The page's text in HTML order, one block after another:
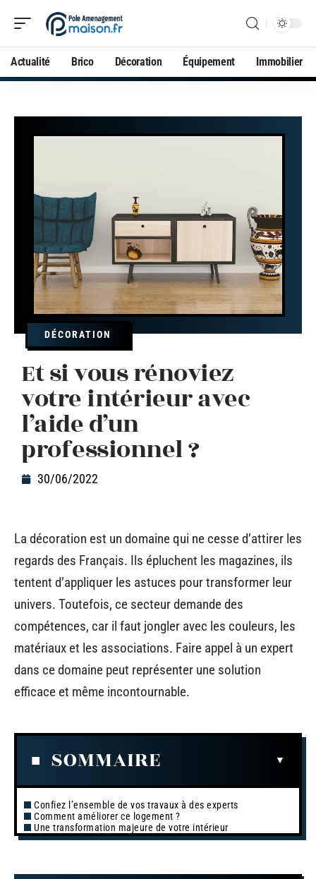
Actualité Brico Décoration Équipement Immobilier
DÉCORATION
Et si vous rénoviez
votre intérieur avec
l’aide d’un
professionnel ?
30/06/2022
La décoration est un domaine qui ne cesse d’attirer les
regards des Français. Ils épluchent les magazines, ils
tentent d’appliquer les astuces pour transformer leur
univers. Toutefois, ce secteur demande des
compétences, car il faut jongler avec les couleurs, les
matériaux et les associations. Faire appel à un expert
dans ce domaine peut représenter une solution
efficace et même incontournable.
SOMMAIRE
Confiez l’ensemble de vos travaux à des experts
Comment améliorer ce logement ?
Une transformation majeure de votre intérieur